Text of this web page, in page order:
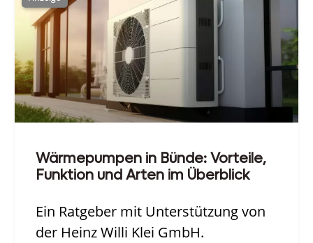
Wärmepumpen in Bünde: Vorteile,
Funktion und Arten im Überblick
Ein Ratgeber mit Unterstützung von
der Heinz Willi Klei GmbH.